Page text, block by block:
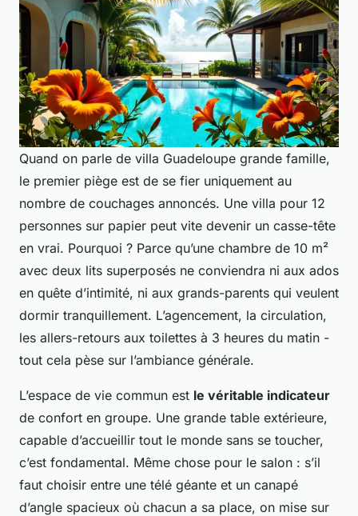
Quand on parle de villa Guadeloupe grande famille,
le premier piège est de se fier uniquement au
nombre de couchages annoncés. Une villa pour 12
personnes sur papier peut vite devenir un casse-tête
en vrai. Pourquoi ? Parce qu’une chambre de 10 m²
avec deux lits superposés ne conviendra ni aux ados
en quête d’intimité, ni aux grands-parents qui veulent
dormir tranquillement. L’agencement, la circulation,
les allers-retours aux toilettes à 3 heures du matin -
tout cela pèse sur l’ambiance générale.
L’espace de vie commun est le véritable indicateur
de confort en groupe. Une grande table extérieure,
capable d’accueillir tout le monde sans se toucher,
c’est fondamental. Même chose pour le salon : s’il
faut choisir entre une télé géante et un canapé
d’angle spacieux où chacun a sa place, on mise sur